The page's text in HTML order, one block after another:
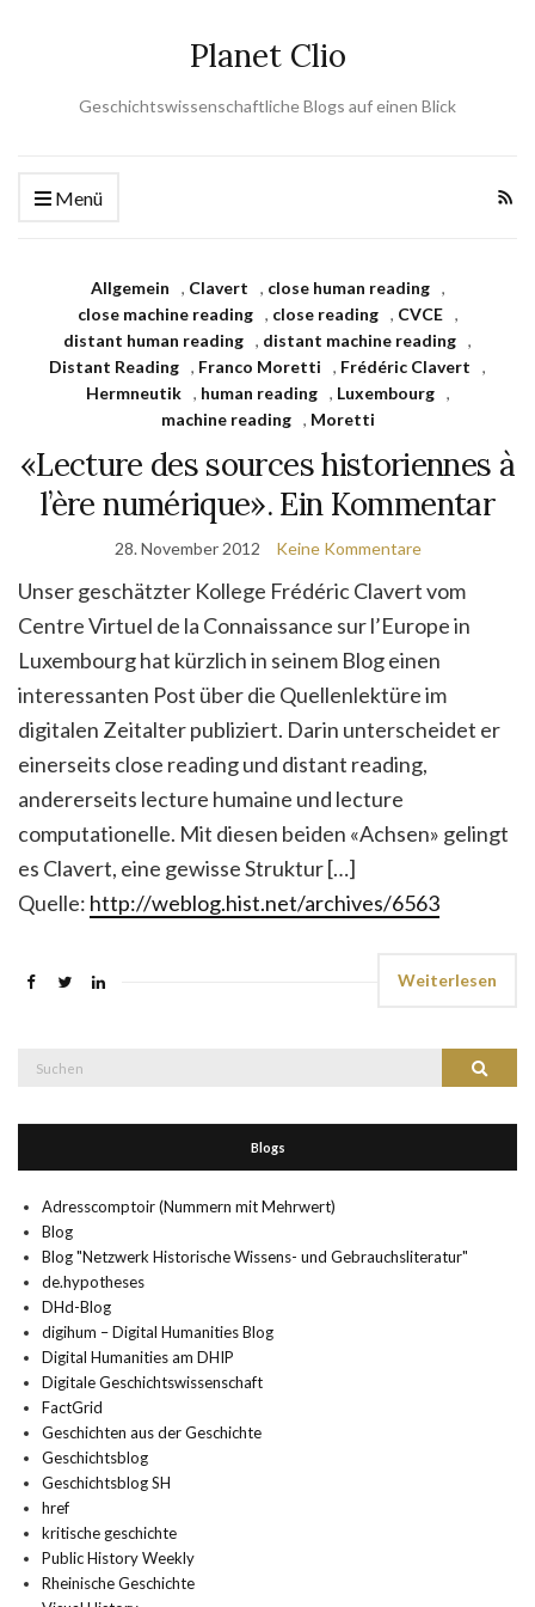
Planet Clio
Geschichtswissenschaftliche Blogs auf einen Blick
Menü
Allgemein , Clavert , close human reading
,
close machine reading
, close reading , CVCE
,
distant human reading , distant machine reading ,
Distant Reading , Franco Moretti , Frédéric Clavert
,
Hermneutik
, human reading , Luxembourg
,
machine reading
, Moretti
«Lecture des sources historiennes à
l’ère numérique». Ein Kommentar
28. November 2012 Keine Kommentare
Unser geschätzter Kollege Frédéric Clavert vom
Centre Virtuel de la Connaissance sur l’Europe in
Luxembourg hat kürzlich in seinem Blog einen
interessanten Post über die Quellenlektüre im
digitalen Zeitalter publiziert. Darin unterscheidet er
einerseits close reading und distant reading,
andererseits lecture humaine und lecture
computationelle. Mit diesen beiden «Achsen» gelingt
es Clavert, eine gewisse Struktur […]
Quelle: http://weblog.hist.net/archives/6563
Weiterlesen
Suchen
Blogs
Adresscomptoir (Nummern mit Mehrwert)
Blog
Blog "Netzwerk Historische Wissens- und Gebrauchsliteratur"
de.hypotheses
DHd-Blog
digihum – Digital Humanities Blog
Digital Humanities am DHIP
Digitale Geschichtswissenschaft
FactGrid
Geschichten aus der Geschichte
Geschichtsblog
Geschichtsblog SH
href
kritische geschichte
Public History Weekly
Rheinische Geschichte